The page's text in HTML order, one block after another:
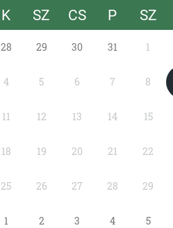
K SZ CS P SZ
28 29 30 31 1
4 5 6 7 8
11 12 13 14 15
18 19 20 21 22
25 26 27 28 29
1 2 3 4 5